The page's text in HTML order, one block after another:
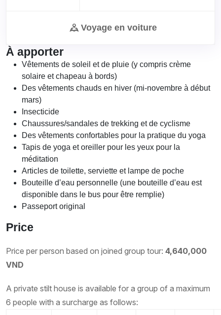
Voyage en voiture
À apporter
Vêtements de soleil et de pluie (y compris crème
solaire et chapeau à bords)
Des vêtements chauds en hiver (mi-novembre à début
mars)
Insecticide
Chaussures/sandales de trekking et de cyclisme
Des vêtements confortables pour la pratique du yoga
Tapis de yoga et oreiller pour les yeux pour la
méditation
Articles de toilette, serviette et lampe de poche
Bouteille d’eau personnelle (une bouteille d’eau est
disponible dans le bus pour être remplie)
Passeport original
Price
Price per person based on joined group tour: 4,640,000
VND
A private stilt house is available for a group of a maximum
6 people with a surcharge as follows: